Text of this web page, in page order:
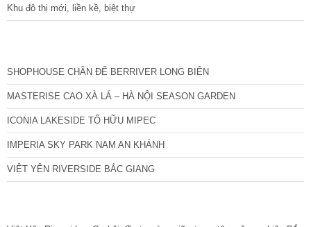
Khu đô thị mới, liền kề, biệt thự
SHOPHOUSE CHÂN ĐẾ BERRIVER LONG BIÊN
MASTERISE CAO XÀ LÁ – HÀ NỘI SEASON GARDEN
ICONIA LAKESIDE TỐ HỮU MIPEC
IMPERIA SKY PARK NAM AN KHÁNH
VIỆT YÊN RIVERSIDE BẮC GIANG